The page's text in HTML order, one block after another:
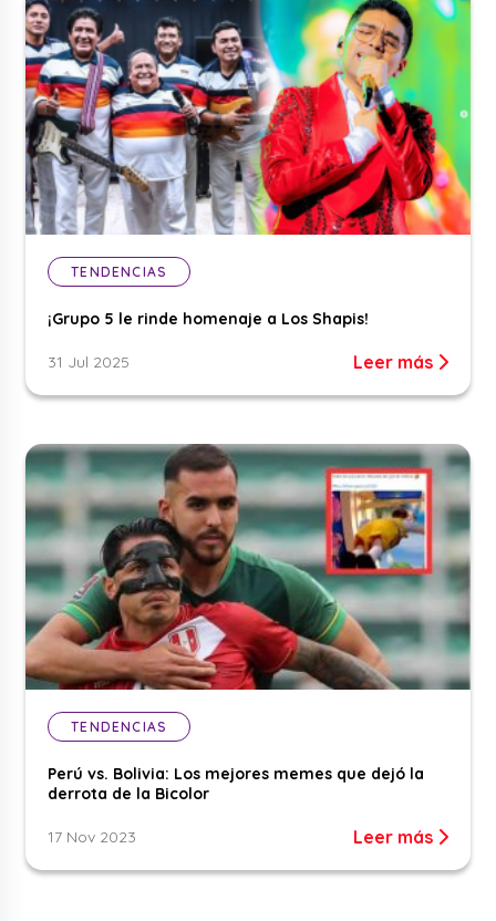
TENDENCIAS
¡Grupo 5 le rinde homenaje a Los Shapis!
31 Jul 2025 Leer más
TENDENCIAS
Perú vs. Bolivia: Los mejores memes que dejó la
derrota de la Bicolor
17 Nov 2023 Leer más